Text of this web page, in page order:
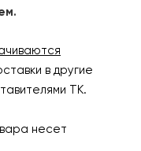
в другие
ТК.
несет